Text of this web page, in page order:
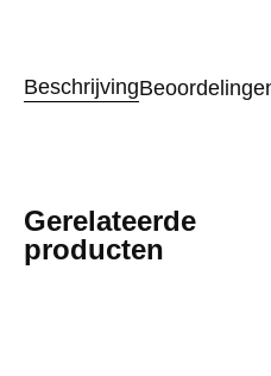
Beschrijving
Gerelateerde
producten